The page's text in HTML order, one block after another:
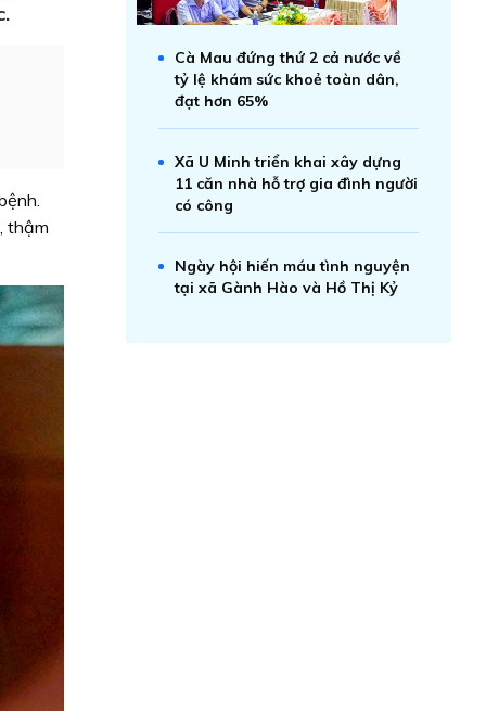
thậm
Cà Mau đứng thứ 2 cả nước về
tỷ lệ khám sức khoẻ toàn dân,
đạt hơn 65%
Xã U Minh triển khai xây dựng
11 căn nhà hỗ trợ gia đình người
có công
Ngày hội hiến máu tình nguyện
tại xã Gành Hào và Hồ Thị Kỷ